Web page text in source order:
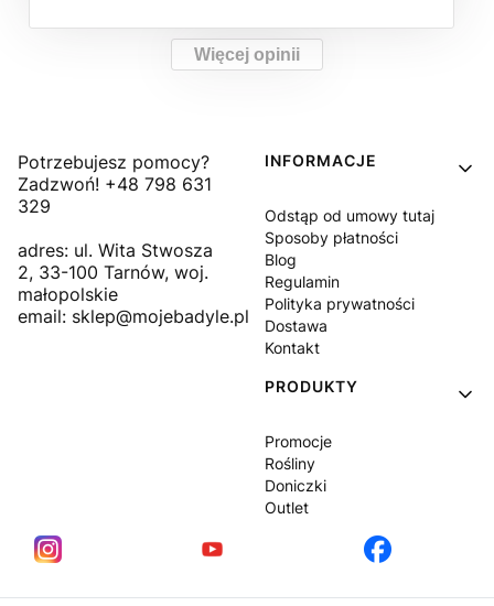
Więcej opinii
Potrzebujesz pomocy?
Zadzwoń! +48 798 631
329
adres: ul. Wita Stwosza
2, 33-100 Tarnów, woj.
małopolskie
email: sklep@mojebadyle.pl
Linki w stopce
INFORMACJE
Odstąp od umowy tutaj
Sposoby płatności
Blog
Regulamin
Polityka prywatności
Dostawa
Kontakt
PRODUKTY
Promocje
Rośliny
Doniczki
Outlet